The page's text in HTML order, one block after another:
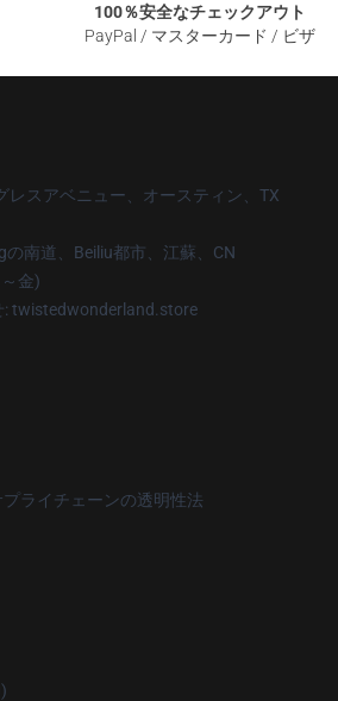
100％安全なチェックアウト
PayPal / マスターカード / ビザ
レスアベニュー、オースティン、TX
の南道、Beiliu都市、江蘇、CN
金)
: twistedwonderland.store
ライチェーンの透明性法